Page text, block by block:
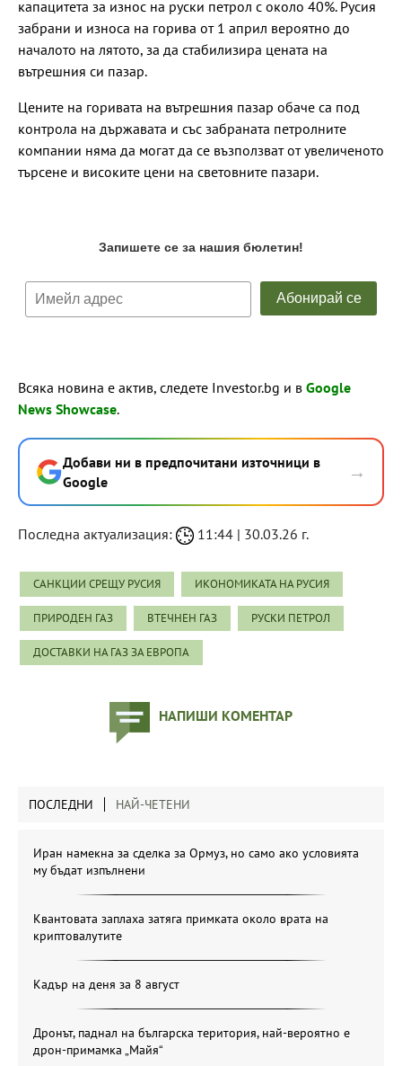
капацитета за износ на руски петрол с около 40%. Русия
забрани и износа на горива от 1 април вероятно до
началото на лятото, за да стабилизира цената на
вътрешния си пазар.
Цените на горивата на вътрешния пазар обаче са под
контрола на държавата и със забраната петролните
компании няма да могат да се възползват от увеличеното
търсене и високите цени на световните пазари.
Всяка новина е актив, следете Investor.bg и в Google
News Showcase.
Добави ни в предпочитани източници в
Google
→
Последна актуализация: 11:44 | 30.03.26 г.
САНКЦИИ СРЕЩУ РУСИЯ ИКОНОМИКАТА НА РУСИЯ
ПРИРОДЕН ГАЗ ВТЕЧНЕН ГАЗ РУСКИ ПЕТРОЛ
ДОСТАВКИ НА ГАЗ ЗА ЕВРОПА
НАПИШИ КОМЕНТАР
ПОСЛЕДНИ НАЙ-ЧЕТЕНИ
Иран намекна за сделка за Ормуз, но само ако условията
му бъдат изпълнени
Квантовата заплаха затяга примката около врата на
криптовалутите
Кадър на деня за 8 август
Дронът, паднал на българска територия, най-вероятно е
дрон-примамка „Майя“